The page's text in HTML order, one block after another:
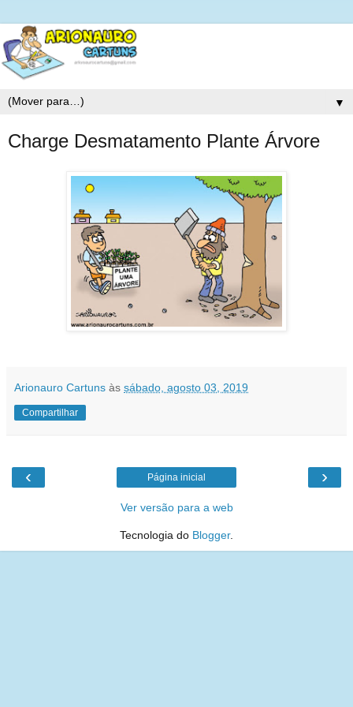
▼
Charge Desmatamento Plante Árvore
Arionauro Cartuns às sábado, agosto 03, 2019
Compartilhar
‹ ›
Página inicial
Ver versão para a web
Tecnologia do Blogger.